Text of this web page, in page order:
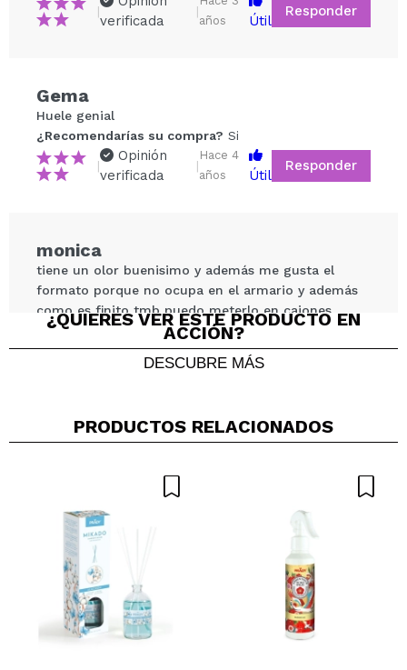
Compartir un vídeo o una foto
Tu vídeo podría ser el primero. Imagínatelo...
|
verificada
|
años
Útil
Responder
Gema
Huele genial
¿Recomendarías su compra? Si
|
Opinión
verificada
|
Hace 4
años
Útil
Responder
monica
tiene un olor buenisimo y además me gusta el
formato porque no ocupa en el armario y además
como es finito tmb puedo meterlo en cajones
¿Recomendarías su compra?Si
Hace 4 años Útil
claudia
¿Recomendarías su compra?
¿QUIERES VER ESTE PRODUCTO EN
ACCIÓN?
DESCUBRE MÁS
PRODUCTOS RELACIONADOS